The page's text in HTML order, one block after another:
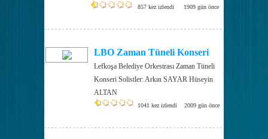
857 kez izlendi 1909 gün önce
LBO Zaman Tüneli Konseri
Lefkoşa Belediye Orkestrası Zaman Tüneli
Konseri Solistler: Arkın SAYAR Hüseyin
ALTAN
1041 kez izlendi 2009 gün önce